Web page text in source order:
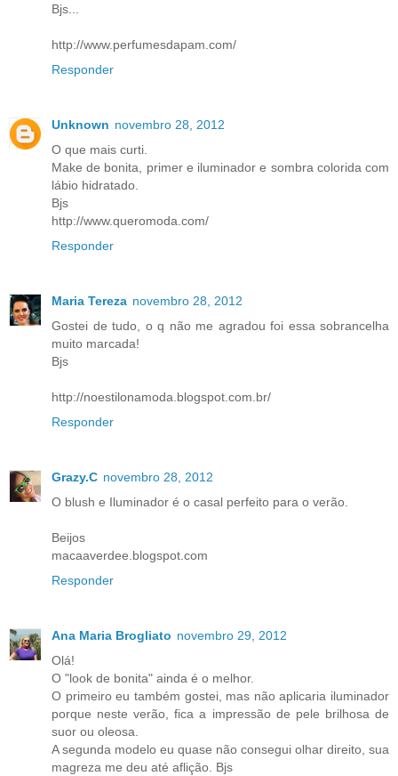
Bjs...
http://www.perfumesdapam.com/
Responder
Unknown novembro 28, 2012
O que mais curti.
Make de bonita, primer e iluminador e sombra colorida com
lábio hidratado.
Bjs
http://www.queromoda.com/
Responder
Maria Tereza novembro 28, 2012
Gostei de tudo, o q não me agradou foi essa sobrancelha
muito marcada!
Bjs
http://noestilonamoda.blogspot.com.br/
Responder
Grazy.C novembro 28, 2012
O blush e Iluminador é o casal perfeito para o verão.
Beijos
macaaverdee.blogspot.com
Responder
Ana Maria Brogliato novembro 29, 2012
Olá!
O "look de bonita" ainda é o melhor.
O primeiro eu também gostei, mas não aplicaria iluminador
porque neste verão, fica a impressão de pele brilhosa de
suor ou oleosa.
A segunda modelo eu quase não consegui olhar direito, sua
magreza me deu até aflição. Bjs